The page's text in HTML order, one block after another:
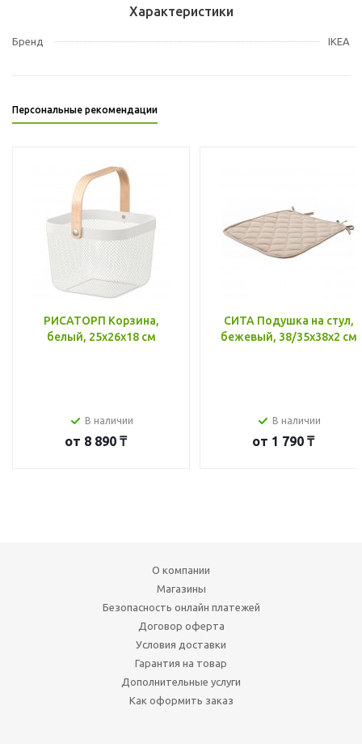
Характеристики
Бренд IKEA
Персональные рекомендации
РИСАТОРП Корзина,
белый, 25x26x18 см
В наличии
от 8 890 ₸
СИТА Подушка на стул,
бежевый, 38/35x38x2 см
В наличии
от 1 790 ₸
О компании
Магазины
Безопасность онлайн платежей
Договор оферта
Условия доставки
Гарантия на товар
Дополнительные услуги
Как оформить заказ